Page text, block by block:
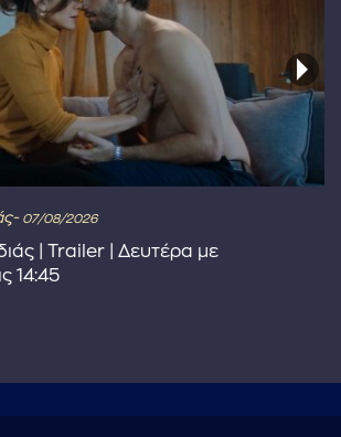
07/08/2026
| Trailer | Δευτέρα με
14:45